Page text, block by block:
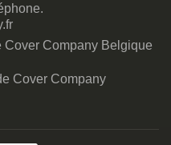
Cover Company Belgique
Cover Company